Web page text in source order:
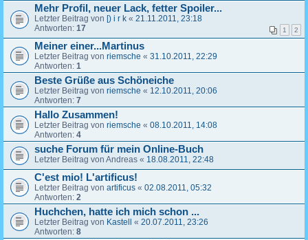
Mehr Profil, neuer Lack, fetter Spoiler...
Letzter Beitrag von [) i r k « 21.11.2011, 23:18
Antworten: 17 1 2
Meiner einer...Martinus
Letzter Beitrag von riemsche « 31.10.2011, 22:29
Antworten: 1
Beste Grüße aus Schöneiche
Letzter Beitrag von riemsche « 12.10.2011, 20:06
Antworten: 7
Hallo Zusammen!
Letzter Beitrag von riemsche « 08.10.2011, 14:08
Antworten: 4
suche Forum für mein Online-Buch
Letzter Beitrag von Andreas « 18.08.2011, 22:48
C'est mio! L'artificus!
Letzter Beitrag von artificus « 02.08.2011, 05:32
Antworten: 2
Huchchen, hatte ich mich schon ...
Letzter Beitrag von Kastell « 20.07.2011, 23:26
Antworten: 8